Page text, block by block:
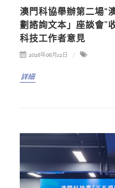
澳門科協舉辦第二場“
劃諮詢文本」座談會”
科技工作者意見
2026年06月12日
詳細